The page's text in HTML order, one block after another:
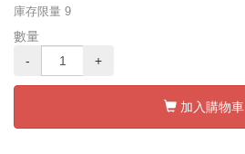
庫存限量 9
數量
-
+
加入購物車